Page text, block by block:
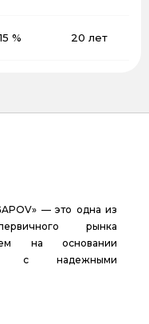
% 20 лет
— это одна из
рынка
на основании
с надежными